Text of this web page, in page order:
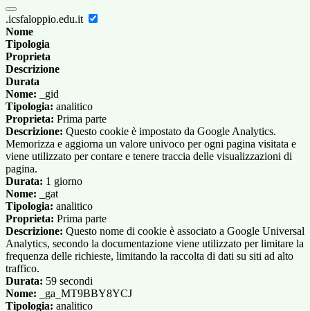
.icsfaloppio.edu.it
Nome
Tipologia
Proprieta
Descrizione
Durata
Nome: _gid
Tipologia: analitico
Proprieta: Prima parte
Descrizione: Questo cookie è impostato da Google Analytics.
Memorizza e aggiorna un valore univoco per ogni pagina visitata e
viene utilizzato per contare e tenere traccia delle visualizzazioni di
pagina.
Durata: 1 giorno
Nome: _gat
Tipologia: analitico
Proprieta: Prima parte
Descrizione: Questo nome di cookie è associato a Google Universal
Analytics, secondo la documentazione viene utilizzato per limitare la
frequenza delle richieste, limitando la raccolta di dati su siti ad alto
traffico.
Durata: 59 secondi
Nome: _ga_MT9BBY8YCJ
Tipologia: analitico